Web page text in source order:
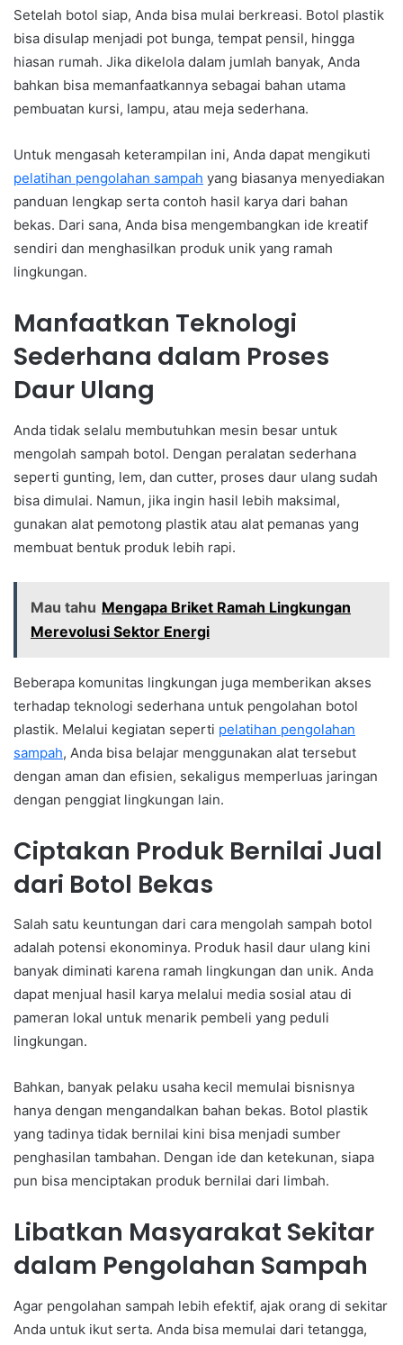
Setelah botol siap, Anda bisa mulai berkreasi. Botol plastik
bisa disulap menjadi pot bunga, tempat pensil, hingga
hiasan rumah. Jika dikelola dalam jumlah banyak, Anda
bahkan bisa memanfaatkannya sebagai bahan utama
pembuatan kursi, lampu, atau meja sederhana.
Untuk mengasah keterampilan ini, Anda dapat mengikuti
pelatihan pengolahan sampah yang biasanya menyediakan
panduan lengkap serta contoh hasil karya dari bahan
bekas. Dari sana, Anda bisa mengembangkan ide kreatif
sendiri dan menghasilkan produk unik yang ramah
lingkungan.
Manfaatkan Teknologi
Sederhana dalam Proses
Daur Ulang
Anda tidak selalu membutuhkan mesin besar untuk
mengolah sampah botol. Dengan peralatan sederhana
seperti gunting, lem, dan cutter, proses daur ulang sudah
bisa dimulai. Namun, jika ingin hasil lebih maksimal,
gunakan alat pemotong plastik atau alat pemanas yang
membuat bentuk produk lebih rapi.
Mau tahu Mengapa Briket Ramah Lingkungan
Merevolusi Sektor Energi
Beberapa komunitas lingkungan juga memberikan akses
terhadap teknologi sederhana untuk pengolahan botol
plastik. Melalui kegiatan seperti pelatihan pengolahan
sampah, Anda bisa belajar menggunakan alat tersebut
dengan aman dan efisien, sekaligus memperluas jaringan
dengan penggiat lingkungan lain.
Ciptakan Produk Bernilai Jual
dari Botol Bekas
Salah satu keuntungan dari cara mengolah sampah botol
adalah potensi ekonominya. Produk hasil daur ulang kini
banyak diminati karena ramah lingkungan dan unik. Anda
dapat menjual hasil karya melalui media sosial atau di
pameran lokal untuk menarik pembeli yang peduli
lingkungan.
Bahkan, banyak pelaku usaha kecil memulai bisnisnya
hanya dengan mengandalkan bahan bekas. Botol plastik
yang tadinya tidak bernilai kini bisa menjadi sumber
penghasilan tambahan. Dengan ide dan ketekunan, siapa
pun bisa menciptakan produk bernilai dari limbah.
Libatkan Masyarakat Sekitar
dalam Pengolahan Sampah
Agar pengolahan sampah lebih efektif, ajak orang di sekitar
Anda untuk ikut serta. Anda bisa memulai dari tetangga,